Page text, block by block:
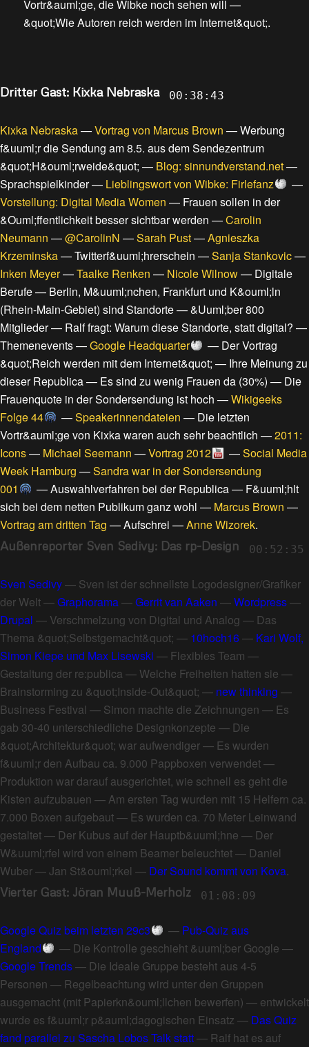
Vortr&auml;ge, die Wibke noch sehen will —
&quot;Wie Autoren reich werden im Internet&quot;.
Dritter Gast: Kixka Nebraska 00:38:43
Kixka Nebraska—Vortrag von Marcus Brown —Werbung
f&uuml;r die Sendung am 8.5. aus dem Sendezentrum
&quot;H&ouml;rweide&quot; — Blog: sinnundverstand.net—
Sprachspielkinder— Lieblingswort von Wibke: Firlefanz
—
Vorstellung: Digital Media Women — Frauen sollen in der
&Ouml;ffentlichkeit besser sichtbar werden —Carolin
Neumann —@CarolinN —Sarah Pust—Agnieszka
Krzeminska—Twitterf&uuml;hrerschein —Sanja Stankovic—
Inken Meyer—Taalke Renken — Nicole Wilnow— Digitale
Berufe— Berlin, M&uuml;nchen, Frankfurt und K&ouml;ln
(Rhein-Main-Gebiet) sind Standorte—&Uuml;ber 800
Mitglieder— Ralf fragt: Warum diese Standorte, statt digital? —
Themenevents—Google Headquarter — Der Vortrag
&quot;Reich werden mit dem Internet&quot; — Ihre Meinung zu
dieser Republica— Es sind zu wenig Frauen da (30%) — Die
Frauenquote in der Sondersendung ist hoch —Wikigeeks
Folge 44
—Speakerinnendateien — Die letzten
Vortr&auml;ge von Kixka waren auch sehr beachtlich —2011:
Icons— Michael Seemann —Vortrag 2012 —Social Media
Week Hamburg —Sandra war in der Sondersendung
001
—Auswahlverfahren bei der Republica— F&uuml;hlt
sich bei dem netten Publikum ganz wohl — Marcus Brown —
Vortrag am dritten Tag —Aufschrei —Anne Wizorek.
Außenreporter Sven Sedivy: Das rp-Design 00:52:35
Sven Sedivy— Sven ist der schnellste Logodesigner/Grafiker
der Welt—Graphorama—Gerrit van Aaken —Wordpress—
Drupal — Verschmelzung von Digital und Analog — Das
Thema &quot;Selbstgemacht&quot; — 10hoch16— Kari Wolf,
Simon Kiepe und Max Lisewski — Flexibles Team —
Gestaltung der re:publica — Welche Freiheiten hatten sie —
Brainstorming zu &quot;Inside-Out&quot; — new thinking —
Business Festival — Simon machte die Zeichnungen — Es
gab 30-40 unterschiedliche Designkonzepte — Die
&quot;Architektur&quot; war aufwendiger— Es wurden
f&uuml;r den Aufbau ca. 9.000 Pappboxen verwendet—
Produktion war darauf ausgerichtet, wie schnell es geht die
Kisten aufzubauen —Am ersten Tag wurden mit 15 Helfern ca.
7.000 Boxen aufgebaut— Es wurden ca. 70 Meter Leinwand
gestaltet— Der Kubus auf der Hauptb&uuml;hne — Der
W&uuml;rfel wird von einem Beamer beleuchtet— Daniel
Wuber—Jan St&ouml;rkel — Der Sound kommt von Kova.
Vierter Gast: Jöran Muuß-Merholz 01:08:09
Google Quiz beim letzten 29c3 — Pub-Quiz aus
England
— Die Kontrolle geschieht &uuml;ber Google —
Google Trends— Die Ideale Gruppe besteht aus 4-5
Personen — Regelbeachtung wird unter den Gruppen
ausgemacht (mit Papierkn&ouml;llchen bewerfen) — entwickelt
wurde es f&uuml;r p&auml;dagogischen Einsatz — Das Quiz
fand parallel zu Sascha Lobos Talk statt— Ralf hat es auf